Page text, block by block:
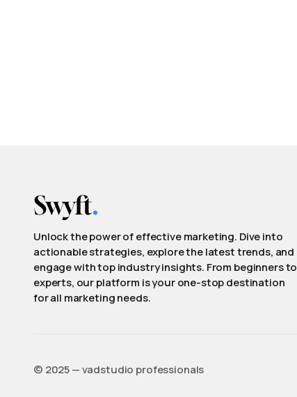
Unlock the power of effective marketing. Dive into
actionable strategies, explore the latest trends, and
engage with top industry insights. From beginners to
experts, our platform is your one-stop destination
for all marketing needs.
©️ 2025 — vadstudio professionals